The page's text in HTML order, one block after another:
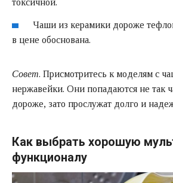
токсичной.
Чаши из керамики дороже
в цене обоснована.
Совет. Присмотритесь к моделям с
нержавейки. Они попадаются не так
дороже, зато прослужат долго и
Как выбрать хорошую
функционалу